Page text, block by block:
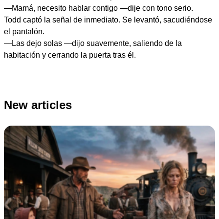
—Mamá, necesito hablar contigo —dije con tono serio.
Todd captó la señal de inmediato. Se levantó, sacudiéndose
el pantalón.
—Las dejo solas —dijo suavemente, saliendo de la
habitación y cerrando la puerta tras él.
New articles